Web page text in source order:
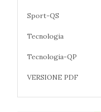
Sport-QS
Tecnologia
Tecnologia-QP
VERSIONE PDF